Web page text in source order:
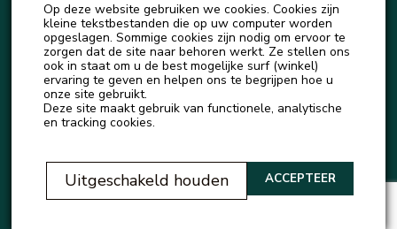
NEUIGKEITEN
Mein Portemonnaie
Kontodetails
Ausloggen
Op deze website gebruiken we cookies. Cookies zijn
kleine tekstbestanden die op uw computer worden
opgeslagen. Sommige cookies zijn nodig om ervoor te
zorgen dat de site naar behoren werkt. Ze stellen ons
ook in staat om u de best mogelijke surf (winkel)
ervaring te geven en helpen ons te begrijpen hoe u
onze site gebruikt.
Deze site maakt gebruik van functionele, analytische
en tracking cookies.
ACCEPTEER
Uitgeschakeld houden